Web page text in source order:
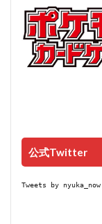
公式Twitter
Tweets by nyuka_now